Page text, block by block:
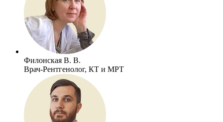
Филонская В. В.
Врач-Рентгенолог, КТ и МРТ